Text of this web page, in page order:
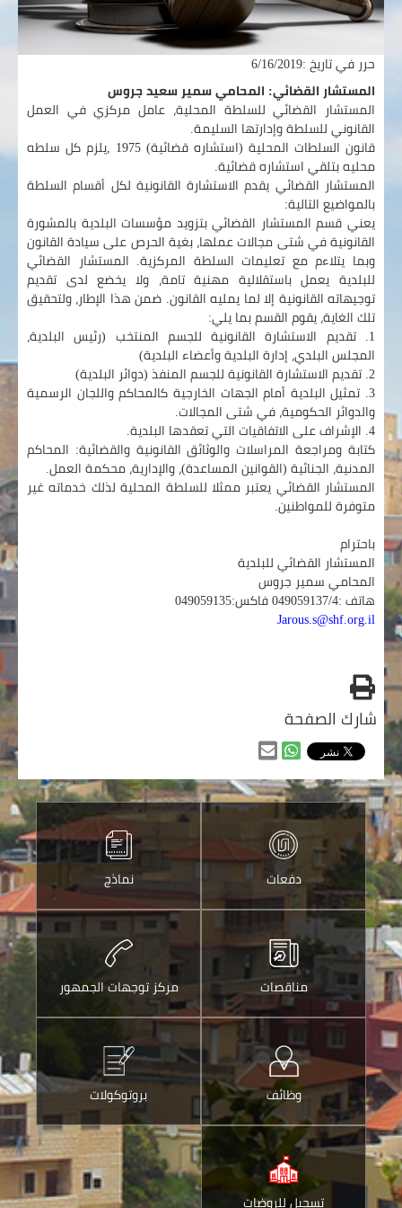
حرر في تاريخ :6/16/2019
المستشار القضائي: المحامي سمير سعيد جروس
المستشار القضائي للسلطة المحلية، عامل مركزي في العمل
القانوني للسلطة وإدارتها السليمة.
قانون السلطات المحلية (استشاره قضائية) 1975 ,يلزم كل سلطه
محليه بتلقي استشاره قضائية.
المستشار القضائي يقدم الاستشارة القانونية لكل أقسام السلطة
بالمواضيع التالية:
يعني قسم المستشار القضائي بتزويد مؤسسات البلدية بالمشورة
القانونية في شتى مجالات عملها، بغية الحرص على سيادة القانون
وبما يتلاءم مع تعليمات السلطة المركزية. المستشار القضائي
للبلدية يعمل باستقلالية مهنية تامة، ولا يخضع لدى تقديم
توجيهاته القانونية إلا لما يمليه القانون. ضمن هذا الإطار، ولتحقيق
تلك الغاية، يقوم القسم بما يلي:
1. تقديم الاستشارة القانونية للجسم المنتخب (رئيس البلدية،
المجلس البلدي، إدارة البلدية وأعضاء البلدية)
2. تقديم الاستشارة القانونية للجسم المنفذ (دوائر البلدية)
3. تمثيل البلدية أمام الجهات الخارجية كالمحاكم واللجان الرسمية
والدوائر الحكومية، في شتى المجالات.
4. الإشراف على الاتفاقيات التي تعقدها البلدية.
كتابة ومراجعة المراسلات والوثائق القانونية والقضائية: المحاكم
المدنية، الجنائية (القوانين المساعدة)، والإدارية، محكمة العمل.
المستشار القضائي يعتبر ممثلا للسلطة المحلية لذلك خدماته غير
متوفرة للمواطنين.
باحترام
المستشار القضائي للبلدية
المحامي سمير جروس
هاتف :049059137/4 فاكس:049059135
Jarous.s@shf.org.il
طباعه
شارك الصفحة
مشاركه
من
خلال
الواتس
اب
مشاركه
من
خلال
ارسالها
عبر
البريد
الالكتروني
دفعات نماذج
مناقصات مركز توجهات الجمهور
وظائف بروتوكولات
تسجيل للروضات